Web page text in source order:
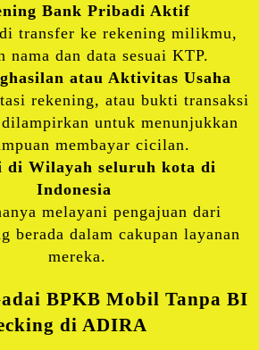
Bank Pribadi Aktif
transfer ke rekening milikmu,
nama dan data sesuai KTP.
atau Aktivitas Usaha
rekening, atau bukti transaksi
untuk menunjukkan
membayar cicilan.
di Wilayah seluruh kota di
Indonesia
melayani pengajuan dari
berada dalam cakupan layanan
mereka.
BPKB Mobil Tanpa BI
di ADIRA